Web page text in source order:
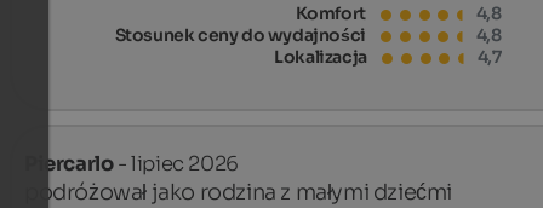
Komfort
4,8
Stosunek ceny do wydajności
4,8
Lokalizacja
4,7
Piercarlo- lipiec 2026
podróżował jako rodzina z małymi dziećmi